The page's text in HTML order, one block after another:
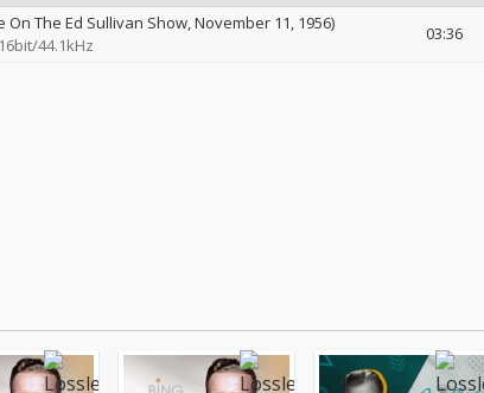
On The Ed Sullivan Show, November 11, 1956)
44.1kHz
03:36